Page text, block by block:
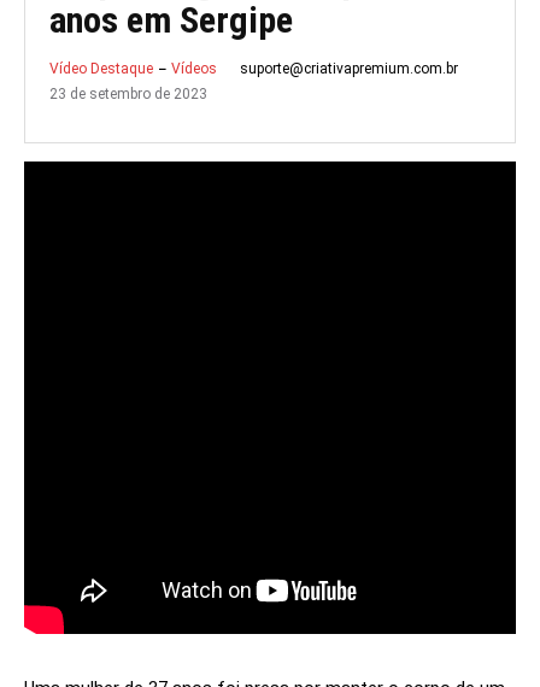
anos em Sergipe
Vídeo Destaque Vídeos
suporte@criativapremium.com.br
23 de setembro de 2023